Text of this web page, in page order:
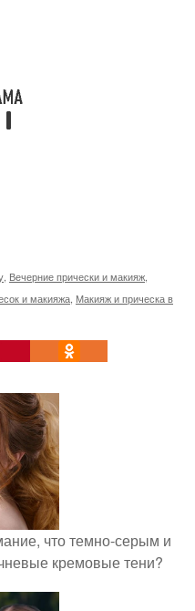
Вечерние прически и макияж
и макияжа Макияж и прическа в
что темно-серым и
кремовые тени?